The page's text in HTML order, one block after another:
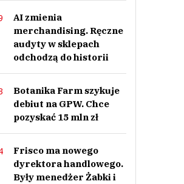
AI zmienia
merchandising. Ręczne
audyty w sklepach
odchodzą do historii
Botanika Farm szykuje
debiut na GPW. Chce
pozyskać 15 mln zł
Frisco ma nowego
dyrektora handlowego.
Były menedżer Żabki i